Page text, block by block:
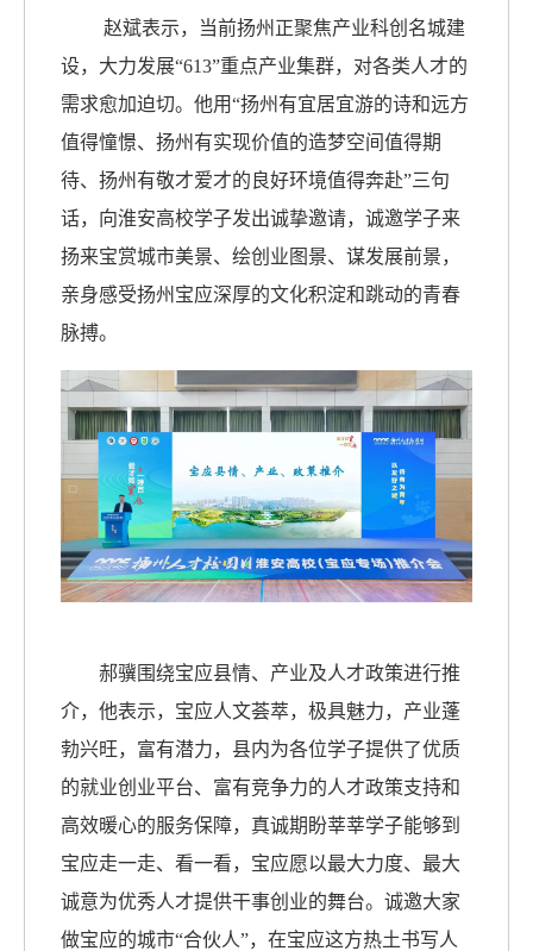
赵斌表示，当前扬州正聚焦产业科创名城建
设，大力发展“613”重点产业集群，对各类人才的
需求愈加迫切。他用“扬州有宜居宜游的诗和远方
值得憧憬、扬州有实现价值的造梦空间值得期
待、扬州有敬才爱才的良好环境值得奔赴”三句
话，向淮安高校学子发出诚挚邀请， 诚邀学子来
扬来宝赏城市美景、绘创业图景、谋发展前景，
亲身感受扬州宝应深厚的文化积淀和跳动的青春
脉搏。
郝骥围绕宝应县情、产业及人才政策进行推
介，他表示，宝应人文荟萃，极具魅力，产业蓬
勃兴旺，富有潜力，县内为各位学子提供了优质
的就业创业平台、富有竞争力的人才政策支持和
高效暖心的服务保障，真诚期盼莘莘学子能够到
宝应走一走、看一看，宝应愿以最大力度、最大
诚意为优秀人才提供干事创业的舞台。诚邀大家
做宝应的城市“合伙人”，在宝应这方热土书写人